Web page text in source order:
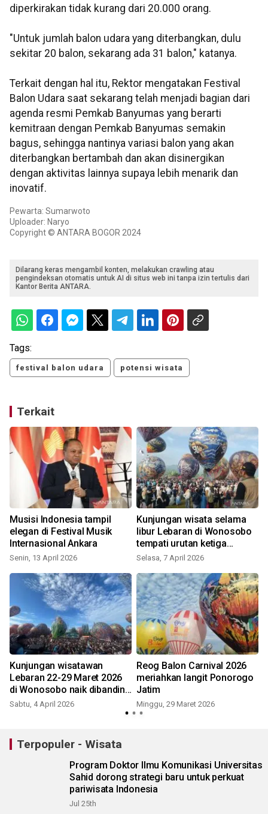
diperkirakan tidak kurang dari 20.000 orang.
"Untuk jumlah balon udara yang diterbangkan, dulu
sekitar 20 balon, sekarang ada 31 balon," katanya.
Terkait dengan hal itu, Rektor mengatakan Festival
Balon Udara saat sekarang telah menjadi bagian dari
agenda resmi Pemkab Banyumas yang berarti
kemitraan dengan Pemkab Banyumas semakin
bagus, sehingga nantinya variasi balon yang akan
diterbangkan bertambah dan akan disinergikan
dengan aktivitas lainnya supaya lebih menarik dan
inovatif.
Pewarta: Sumarwoto
Uploader: Naryo
Copyright © ANTARA BOGOR 2024
Dilarang keras mengambil konten, melakukan crawling atau
pengindeksan otomatis untuk AI di situs web ini tanpa izin tertulis dari
Kantor Berita ANTARA.
Tags:
festival balon udara potensi wisata
Terkait
Musisi Indonesia tampil
elegan di Festival Musik
Internasional Ankara
Senin, 13 April 2026
Kunjungan wisata selama
libur Lebaran di Wonosobo
tempati urutan ketiga
Jateng
Selasa, 7 April 2026
Kunjungan wisatawan
Lebaran 22-29 Maret 2026
di Wonosobo naik dibanding
tahun lalu
Sabtu, 4 April 2026
Reog Balon Carnival 2026
meriahkan langit Ponorogo
Jatim
Minggu, 29 Maret 2026
Terpopuler - Wisata
Program Doktor Ilmu Komunikasi Universitas
Sahid dorong strategi baru untuk perkuat
pariwisata Indonesia
Jul 25th